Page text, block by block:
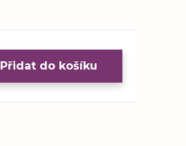
Přidat do košíku